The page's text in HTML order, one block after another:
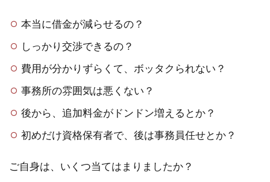
本当に借金が減らせるの？
しっかり交渉できるの？
費用が分かりずらくて、ボッタクられない？
事務所の雰囲気は悪くない？
後から、追加料金がドンドン増えるとか？
初めだけ資格保有者で、後は事務員任せとか？
ご自身は、いくつ当てはまりましたか？